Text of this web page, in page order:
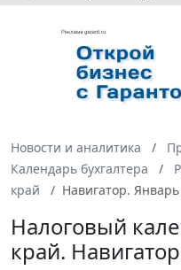
Новости и аналитика
Календарь бухгалтера
край
Навигатор.
Налоговый
край.